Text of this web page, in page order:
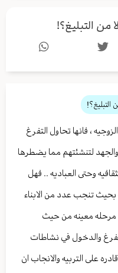
من التبليغ؟!
التبليغ؟!
، فانها تحاول التفرغ
والجهد لتنشئتهم مما يضطرها
وحتى العباديه .. فهل
تنجب عدد من الابناء
مرحله معينه من حيث
والدخول في نشاطات
على التربيه والانجاب ان